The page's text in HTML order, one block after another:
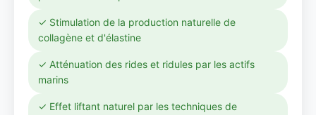
✓ Stimulation de la production naturelle de
collagène et d'élastine
✓ Atténuation des rides et ridules par les actifs
marins
✓ Effet liftant naturel par les techniques de